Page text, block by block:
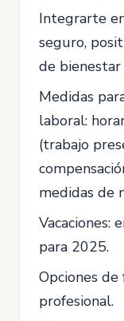
Integrarte
seguro,
de
Medidas
laboral:
(trabajo
medidas de
Vacaciones:
para 2025.
Opciones
profesional.